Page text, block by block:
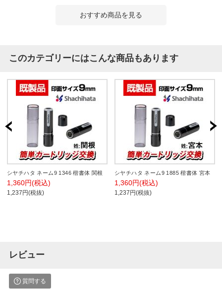
おすすめ商品を見る
このカテゴリーにはこんな商品もあります
シヤチハタ ネーム9 1346 楷書体 関根
1,360円(税込)
1,237円(税抜)
シヤチハタ ネーム9 1885 楷書体 宮本
1,360円(税込)
1,237円(税抜)
レビュー
質問する